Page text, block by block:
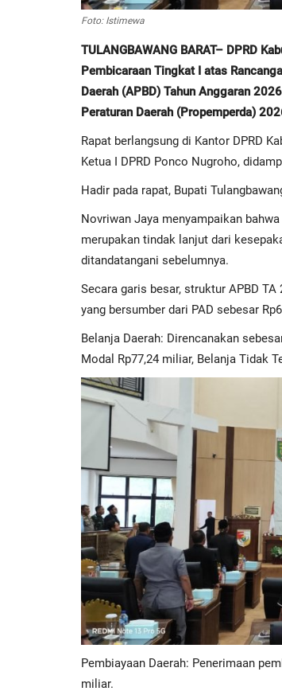
Foto: Istimewa
TULANGBAWANG BARAT– DPRD
Pembicaraan Tingkat I atas
Daerah (APBD) Tahun Anggaran
Peraturan Daerah (Propemperda)
Rapat berlangsung di Kantor DPRD
Ketua I DPRD Ponco Nugroho,
Hadir pada rapat, Bupati
Novriwan Jaya menyampaikan
merupakan tindak lanjut dari
ditandatangani sebelumnya.
Secara garis besar, struktur APBD
yang bersumber dari PAD sebesar
Belanja Daerah: Direncanakan
Modal Rp77,24 miliar, Belanja Tidak
Pembiayaan Daerah: Penerimaan
miliar.